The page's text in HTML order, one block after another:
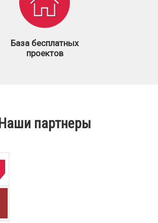
База бесплатных
проектов
Наши партнеры